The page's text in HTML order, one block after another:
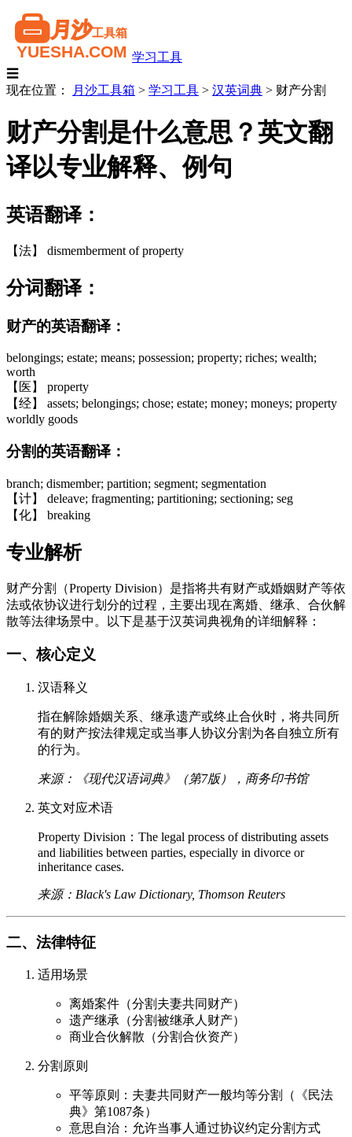
学习工具
☰
现在位置：
月沙工具箱 > 学习工具 > 汉英词典 > 财产分割
财产分割是什么意思？英文翻
译以专业解释、例句
英语翻译：
【法】 dismemberment of property
分词翻译：
财产的英语翻译：
belongings; estate; means; possession; property; riches; wealth;
worth
【医】 property
【经】 assets; belongings; chose; estate; money; moneys; property
worldly goods
分割的英语翻译：
branch; dismember; partition; segment; segmentation
【计】 deleave; fragmenting; partitioning; sectioning; seg
【化】 breaking
专业解析
财产分割（Property Division）是指将共有财产或婚姻财产等依
法或依协议进行划分的过程，主要出现在离婚、继承、合伙解
散等法律场景中。以下是基于汉英词典视角的详细解释：
一、核心定义
汉语释义
指在解除婚姻关系、继承遗产或终止合伙时，将共同所
有的财产按法律规定或当事人协议分割为各自独立所有
的行为。
来源：《现代汉语词典》（第7版），商务印书馆
英文对应术语
Property Division：The legal process of distributing assets
and liabilities between parties, especially in divorce or
inheritance cases.
来源：Black's Law Dictionary, Thomson Reuters
二、法律特征
适用场景
离婚案件（分割夫妻共同财产）
遗产继承（分割被继承人财产）
商业合伙解散（分割合伙资产）
分割原则
平等原则：夫妻共同财产一般均等分割（《民法
典》第1087条）
意思自治：允许当事人通过协议约定分割方式